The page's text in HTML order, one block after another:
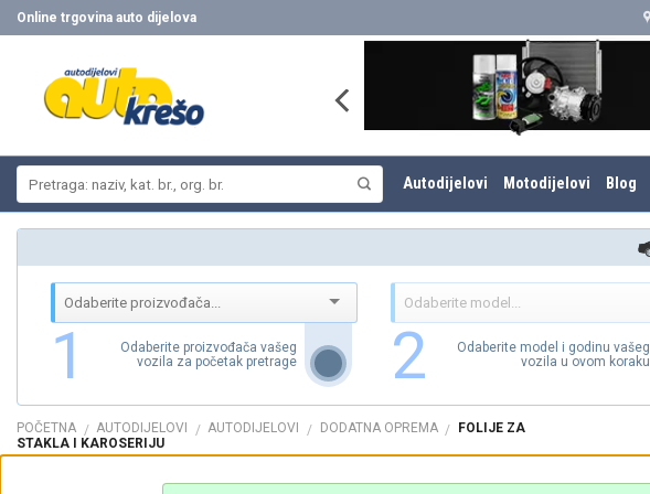
Skip
to
Online trgovina auto dijelova
Autodijelovi Motodijelovi Blog
1
Odaberite proizvođača vašeg
vozila za početak pretrage
2
Odaberite model i godinu vašeg
vozila u ovom koraku
POČETNA / AUTODIJELOVI / AUTODIJELOVI / DODATNA OPREMA /
FOLIJE ZA
STAKLA I KAROSERIJU